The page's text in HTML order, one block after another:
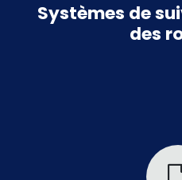
Systèmes de
des